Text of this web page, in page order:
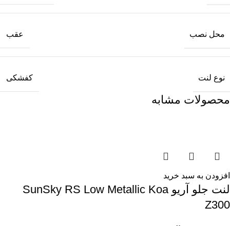
محل نصب عقب
نوع لنت کفشکی
محصولات مشابه
افزودن به سبد خرید
لنت جلو آریو SunSky RS Low Metallic Koa
Z300